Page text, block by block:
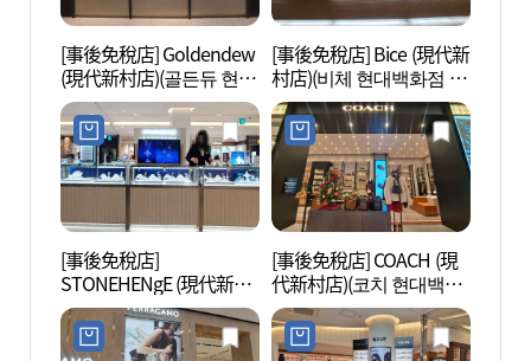
[事後免稅店] Goldendew
(現代新村店)(골든듀 현대
백화점 신촌점)
[事後免稅店] Bice (現代新
村店)(비체 현대백화점 신
촌점)
[事後免稅店]
STONEHENgE (現代新村
店)(스톤헨지 현대백화점
신촌점)
[事後免稅店] COACH (現
代新村店)(코치 현대백화
점 신촌점)